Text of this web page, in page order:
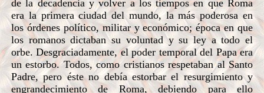
de la decadencia y volver a los tiempos en que Roma
era la primera ciudad del mundo, la más poderosa en
los órdenes político, militar y económico; época en que
los romanos dictaban su voluntad y su ley a todo el
orbe. Desgraciadamente, el poder temporal del Papa era
un estorbo. Todos, como cristianos respetaban al Santo
Padre, pero éste no debía estorbar el resurgimiento y
engrandecimiento de Roma, debiendo para ello